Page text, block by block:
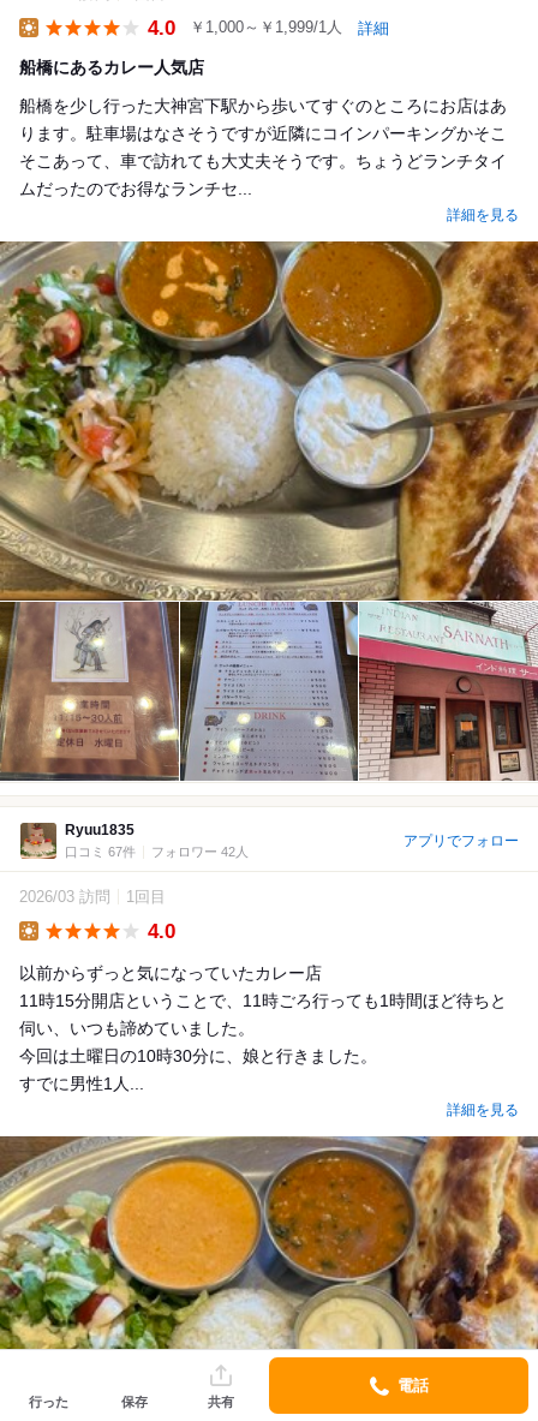
4.0 ￥1,000～￥1,999/1人 詳細
船橋にあるカレー人気店
船橋を少し行った大神宮下駅から歩いてすぐのところにお店はあ
ります。駐車場はなさそうですが近隣にコインパーキングかそこ
そこあって、車で訪れても大丈夫そうです。ちょうどランチタイ
ムだったのでお得なランチセ...
詳細を見る
Ryuu1835
口コミ 67件 フォロワー 42人
アプリでフォロー
2026/03 訪問 1回目
4.0
以前からずっと気になっていたカレー店
11時15分開店ということで、11時ごろ行っても1時間ほど待ちと
伺い、いつも諦めていました。
今回は土曜日の10時30分に、娘と行きました。
すでに男性1人...
詳細を見る
行った 保存 共有
電話